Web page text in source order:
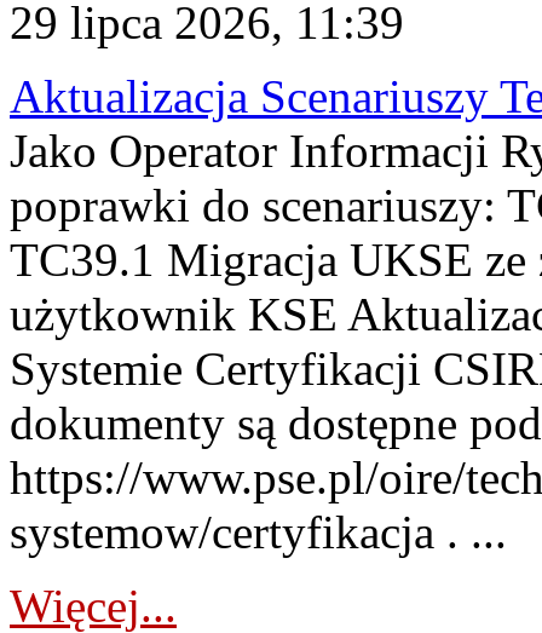
29 lipca 2026, 11:39
Aktualizacja Scenariuszy
Jako Operator Informacji
poprawki do scenariuszy:
TC39.1 Migracja UKSE
użytkownik KSE
Systemie Certyfikacji
dokumenty są dostępne
https://www.pse.pl/oire/
systemow/certyfikacja . ...
Więcej...